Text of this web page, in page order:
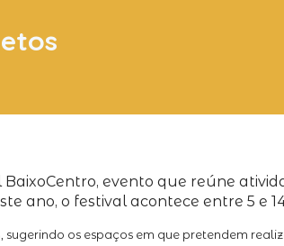
evento que reúne
ano, o festival acontece entre 5 e
, sugerindo os espaços em que pretendem